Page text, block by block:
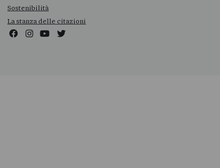
Sostenibilità
La stanza delle citazioni